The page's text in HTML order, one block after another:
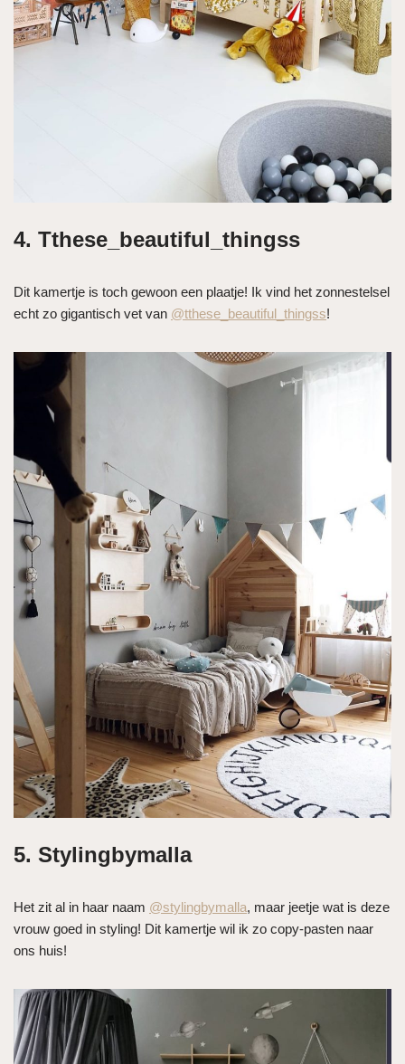
4. Tthese_beautiful_thingss
Dit kamertje is toch gewoon een plaatje! Ik vind het zonnestelsel
echt zo gigantisch vet van @tthese_beautiful_thingss!
5. Stylingbymalla
Het zit al in haar naam @stylingbymalla, maar jeetje wat is deze
vrouw goed in styling! Dit kamertje wil ik zo copy-pasten naar
ons huis!